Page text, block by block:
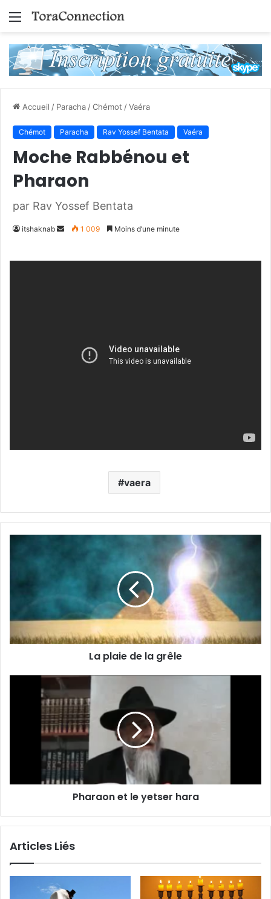
Menu
Accueil / Paracha /Chémot /Vaéra
Chémot Paracha Rav Yossef Bentata Vaéra
Moche Rabbénou et
Pharaon
par Rav Yossef Bentata
itshaknab
Envoyer1 009 Moins d’une minute
vaera
La plaie de la grêle
Pharaon et le yetser hara
Articles Liés